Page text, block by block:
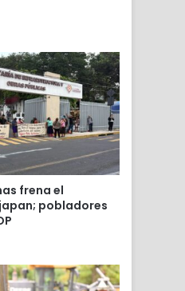
frena el
pobladores